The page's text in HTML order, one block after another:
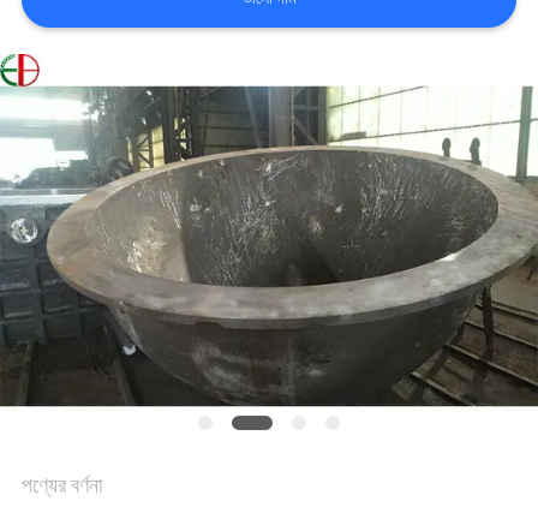
উদ্ধৃতির
জন্য
আবেদন
সাইট
ম্যাপ
গোপনীয়তা
নীতি
পণ্যের বর্ণনা